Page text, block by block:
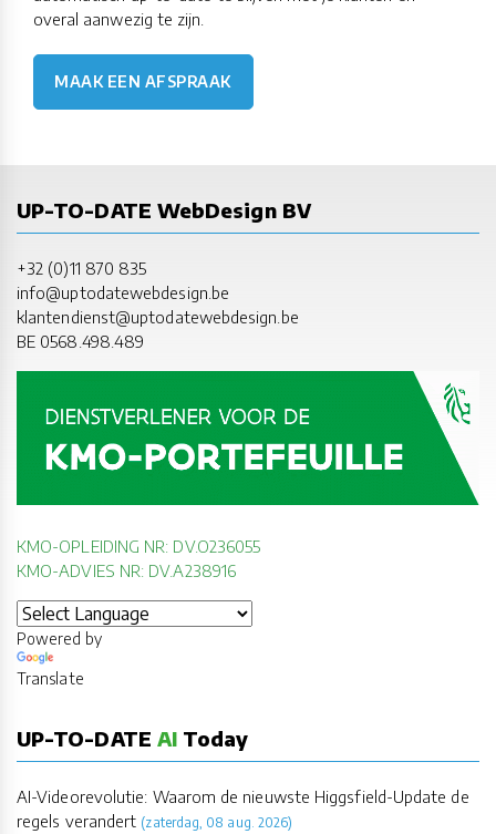
overal aanwezig te zijn.
MAAK EEN AFSPRAAK
UP-TO-DATE WebDesign BV
+32 (0)11 870 835
info@uptodatewebdesign.be
klantendienst@uptodatewebdesign.be
BE 0568.498.489
KMO-OPLEIDING NR: DV.O236055
KMO-ADVIES NR: DV.A238916
Powered by
Translate
UP-TO-DATE AI Today
AI-Videorevolutie: Waarom de nieuwste Higgsfield-Update de
regels verandert (zaterdag, 08 aug. 2026)